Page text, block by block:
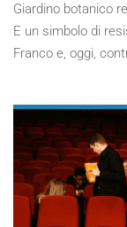
Giardino botanico
E un simbolo di
Franco e, oggi,